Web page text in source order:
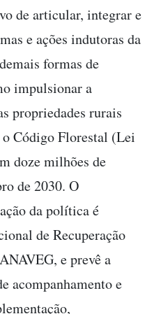
de articular, integrar e
e ações indutoras da
formas de
impulsionar a
propriedades rurais
Código Florestal (Lei
doze milhões de
de 2030. O
da política é
de Recuperação
e prevê a
acompanhamento e